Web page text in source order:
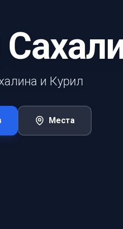
и Курил
Места